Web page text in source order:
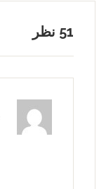
51 نظر